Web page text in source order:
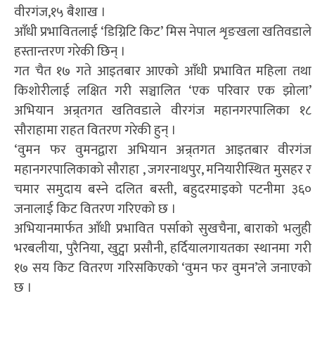
वीरगंज,१५ बैशाख ।
आँधी प्रभावितलाई ‘डिग्निटि किट’ मिस नेपाल शृङखला खतिवडाले
हस्तान्तरण गरेकी छिन् ।
गत चैत १७ गते आइतबार आएको आँधी प्रभावित महिला तथा
किशोरीलाई लक्षित गरी सञ्चालित ‘एक परिवार एक झोला’
अभियान अन्र्तगत खतिवडाले वीरगंज महानगरपालिका १८
सौराहामा राहत वितरण गरेकी हुन् ।
‘वुमन फर वुमनद्वारा अभियान अन्र्तगत आइतबार वीरगंज
महानगरपालिकाको सौराहा , जगरनाथपुर, मनियारीस्थित मुसहर र
चमार समुदाय बस्ने दलित बस्ती, बहुदरमाइको पटनीमा ३६०
जनालाई किट वितरण गरिएको छ ।
अभियानमार्फत आँधी प्रभावित पर्साको सुखचैना, बाराको भलुही
भरबलीया, पुरैनिया, खुट्वा प्रसौनी, हर्दियालगायतका स्थानमा गरी
१७ सय किट वितरण गरिसकिएको ‘वुमन फर वुमन’ले जनाएको
छ ।